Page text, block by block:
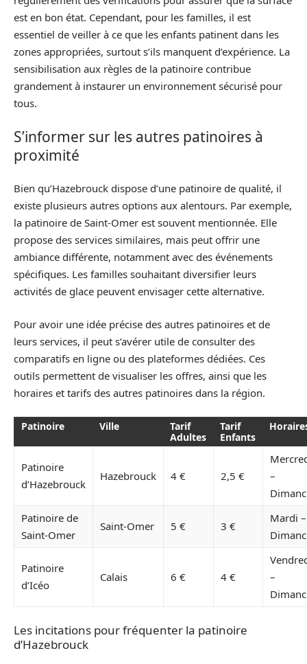
est en bon état. Cependant, pour les familles, il est
essentiel de veiller à ce que les enfants patinent dans les
zones appropriées, surtout s’ils manquent d’expérience. La
sensibilisation aux règles de la patinoire contribue
grandement à instaurer un environnement sécurisé pour
tous.
S’informer sur les autres patinoires à
proximité
Bien qu’Hazebrouck dispose d’une patinoire de qualité, il
existe plusieurs autres options aux alentours. Par exemple,
la patinoire de Saint-Omer est souvent mentionnée. Elle
propose des services similaires, mais peut offrir une
ambiance différente, notamment avec des événements
spécifiques. Les familles souhaitant diversifier leurs
activités de glace peuvent envisager cette alternative.
Pour avoir une idée précise des autres patinoires et de
leurs services, il peut s’avérer utile de consulter des
comparatifs en ligne ou des plateformes dédiées. Ces
outils permettent de visualiser les offres, ainsi que les
horaires et tarifs des autres patinoires dans la région.
Patinoire Ville
Tarif
Adultes
Tarif
Enfants
Patinoire
d’Hazebrouck
Hazebrouck 4 € 2,5 €
–
Patinoire de
Saint-Omer
Saint-Omer 5 € 3 €
Mardi –
Patinoire
d’Icéo
Calais 6 € 4 €
–
Les incitations pour fréquenter la patinoire
d’Hazebrouck